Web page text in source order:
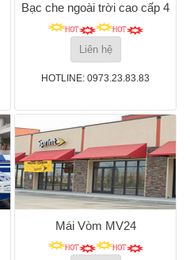
Bạc che ngoài trời cao cấp 4
Liên hệ
HOTLINE: 0973.23.83.83
Mái Vòm MV24